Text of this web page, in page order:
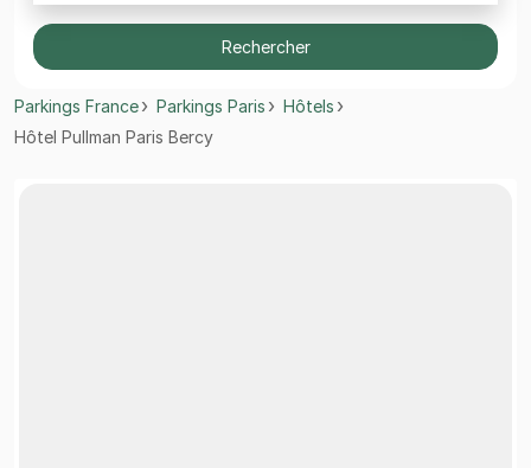
Rechercher
Parkings France Parkings Paris
Hôtels
Hôtel Pullman Paris Bercy